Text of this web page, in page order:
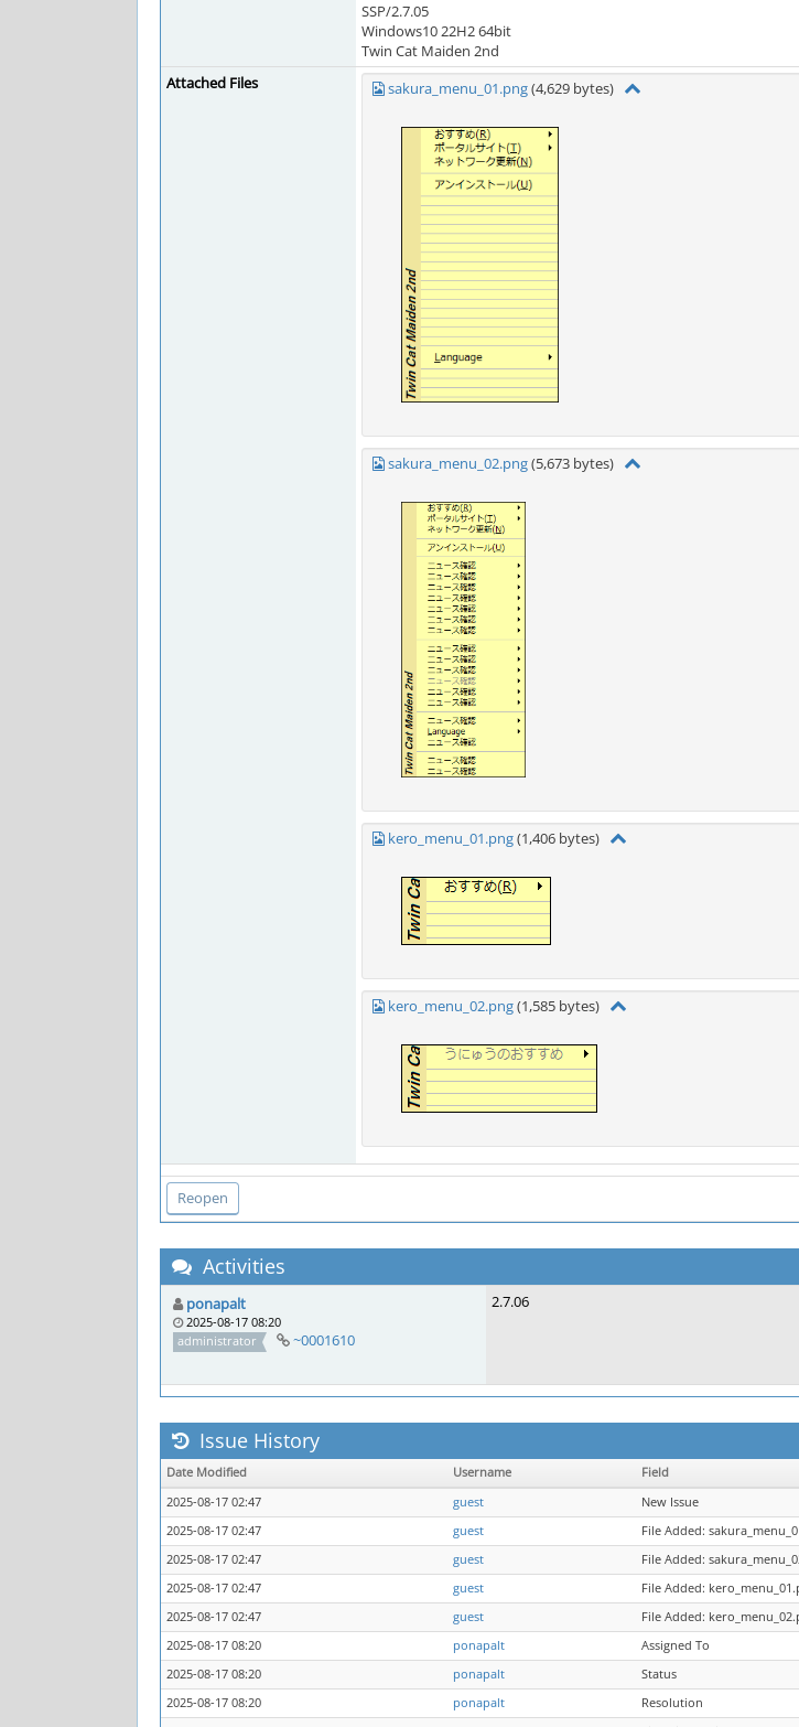
SSP/2.7.05
Windows10 22H2 64bit
Twin Cat Maiden 2nd
Attached Files
sakura_menu_01.png(4,629 bytes)
sakura_menu_02.png(5,673 bytes)
kero_menu_01.png(1,406 bytes)
kero_menu_02.png(1,585 bytes)
Activities
ponapalt
2025-08-17 08:20
administrator
~0001610
2.7.06
Issue History
Date Modified Username Field
2025-08-17 02:47
guest
New Issue
2025-08-17 02:47
guest
File Added:
2025-08-17 02:47
guest
File Added:
2025-08-17 02:47
guest
File Added:
2025-08-17 02:47
guest
File Added:
2025-08-17 08:20
ponapalt Assigned To
2025-08-17 08:20
ponapalt Status
2025-08-17 08:20
ponapalt Resolution